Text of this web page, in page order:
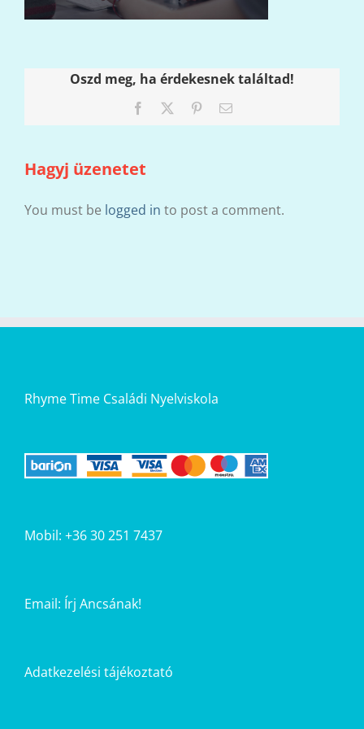
Oszd meg, ha érdekesnek találtad!
Facebook PinterestEmail:
Hagyj üzenetet
You must be logged in to post a comment.
Rhyme Time Családi Nyelviskola
Mobil: +36 30 251 7437
Email: Írj Ancsának!
Adatkezelési tájékoztató